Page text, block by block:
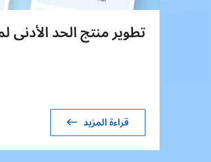
تطوير منتج الحد
قراءة المزيد